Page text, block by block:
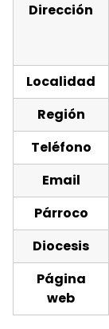
Dirección
Localidad
Región
Teléfono
Email
Párroco
Diocesis
Página
web